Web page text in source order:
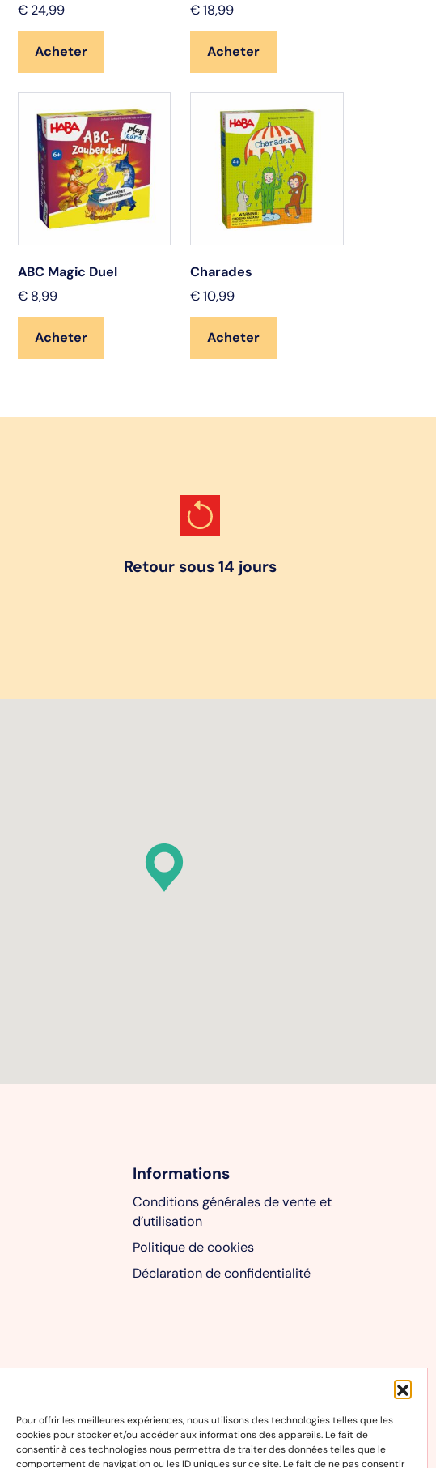
Pour offrir les meilleures expériences, nous utilisons des technologies telles que les
cookies pour stocker et/ou accéder aux informations des appareils. Le fait de
consentir à ces technologies nous permettra de traiter des données telles que le
comportement de navigation ou les ID uniques sur ce site. Le fait de ne pas consentir
€24,99
Acheter
€ 18,99
Acheter
ABC Magic Duel
€8,99
Acheter
Charades
€ 10,99
Acheter
Retour sous 14 jours
Informations
Conditions générales de vente et
d’utilisation
Politique de cookies
Déclaration de confidentialité